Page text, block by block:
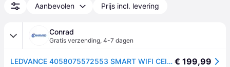
Aanbevolen Prijs incl. levering
Conrad
Gratis verzending, 4-7 dagen
LEDVANCE 4058075572553 SMART WIFI CEILING FAN LED-plafondlamp met ventilator LED LED vast ingebouwd 74 W Wit € 199,99